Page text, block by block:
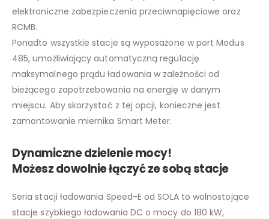
elektroniczne zabezpieczenia przeciwnapięciowe oraz
RCMB.
Ponadto wszystkie stacje są wyposażone w port Modus
485, umożliwiający automatyczną regulację
maksymalnego prądu ładowania w zależności od
bieżącego zapotrzebowania na energię w danym
miejscu. Aby skorzystać z tej opcji, konieczne jest
zamontowanie miernika Smart Meter.
Dynamiczne dzielenie mocy!
Możesz dowolnie łączyć ze sobą stacje
Seria stacji ładowania Speed-E od SOLA to wolnostojące
stacje szybkiego ładowania DC o mocy do 180 kW,